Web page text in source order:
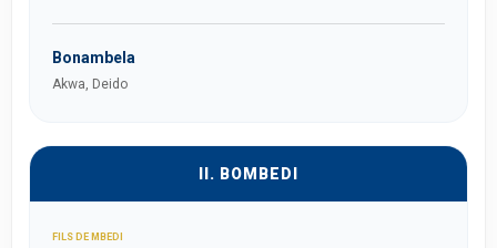
Bonambela
Akwa, Deido
II. BOMBEDI
FILS DE MBEDI